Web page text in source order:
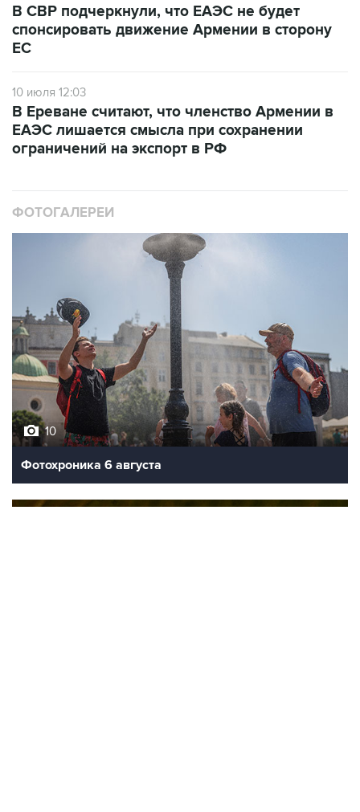
В СВР подчеркнули, что ЕАЭС не будет
спонсировать движение Армении в сторону
ЕС
10 июля 12:03
В Ереване считают, что членство Армении в
ЕАЭС лишается смысла при сохранении
ограничений на экспорт в РФ
ФОТОГАЛЕРЕИ
10
Фотохроника 6 августа